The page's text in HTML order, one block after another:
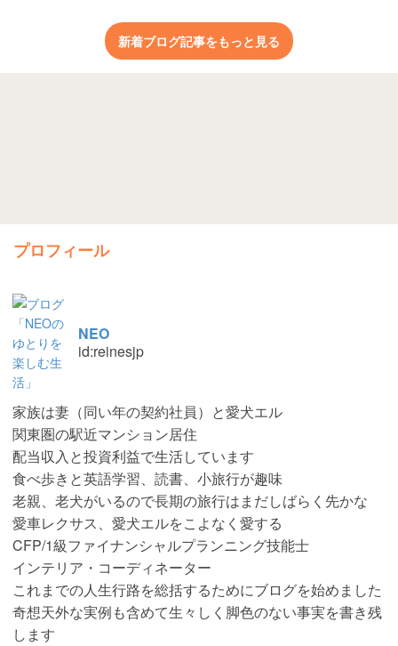
新着ブログ記事をもっと見る
プロフィール
NEO
id:reinesjp
家族は妻（同い年の契約社員）と愛犬エル
関東圏の駅近マンション居住
配当収入と投資利益で生活しています
食べ歩きと英語学習、読書、小旅行が趣味
老親、老犬がいるので長期の旅行はまだしばらく先かな
愛車レクサス、愛犬エルをこよなく愛する
CFP/1級ファイナンシャルプランニング技能士
インテリア・コーディネーター
これまでの人生行路を総括するためにブログを始めました
奇想天外な実例も含めて生々しく脚色のない事実を書き残
します